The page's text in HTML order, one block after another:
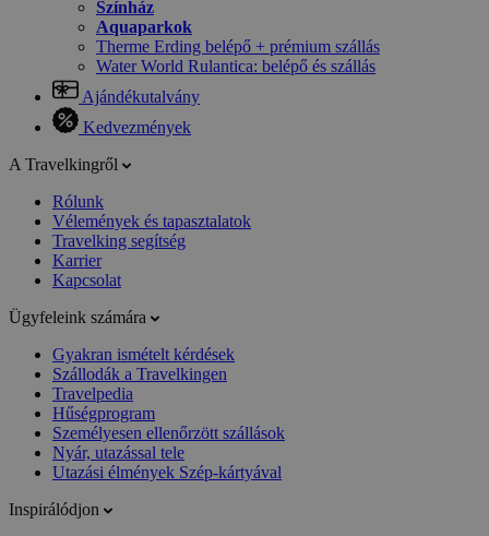
Színház
Aquaparkok
Therme Erding belépő + prémium szállás
Water World Rulantica: belépő és szállás
Ajándékutalvány
Kedvezmények
A Travelkingről
Rólunk
Vélemények és tapasztalatok
Travelking segítség
Karrier
Kapcsolat
Ügyfeleink számára
Gyakran ismételt kérdések
Szállodák a Travelkingen
Travelpedia
Hűségprogram
Személyesen ellenőrzött szállások
Nyár, utazással tele
Utazási élmények Szép-kártyával
Inspirálódjon